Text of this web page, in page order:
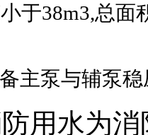
于38m3,总面
主泵与辅泵
用水为